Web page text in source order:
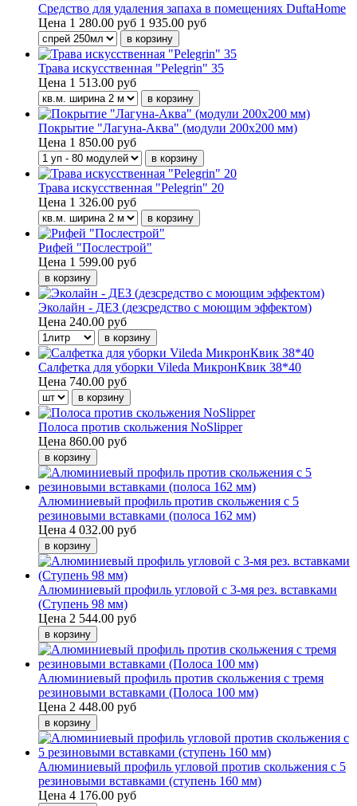
Средство для удаления запаха в помещениях DuftaHome
Цена 1 280.00 руб 1 935.00 руб
Трава искусственная "Pelegrin" 35
Цена 1 513.00 руб
Покрытие "Лагуна-Аква" (модули 200х200 мм)
Цена 1 850.00 руб
Трава искусственная "Pelegrin" 20
Цена 1 326.00 руб
Рифей "Послестрой"
Цена 1 599.00 руб
Эколайн - ДЕЗ (дезсредство с моющим эффектом)
Цена 240.00 руб
Салфетка для уборки Vileda МикронКвик 38*40
Цена 740.00 руб
Полоса против скольжения NoSlipper
Цена 860.00 руб
Алюминиевый профиль против скольжения с 5
резиновыми вставками (полоса 162 мм)
Цена 4 032.00 руб
Алюминиевый профиль угловой с 3-мя рез. вставками
(Ступень 98 мм)
Цена 2 544.00 руб
Алюминиевый профиль против скольжения с тремя
резиновыми вставками (Полоса 100 мм)
Цена 2 448.00 руб
Алюминиевый профиль угловой против скольжения с 5
резиновыми вставками (ступень 160 мм)
Цена 4 176.00 руб